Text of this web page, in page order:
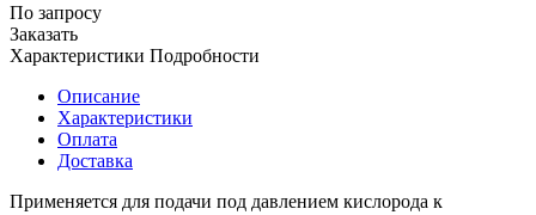
По запросу
Заказать
Характеристики Подробности
Описание
Характеристики
Оплата
Доставка
Применяется для подачи под давлением кислорода к